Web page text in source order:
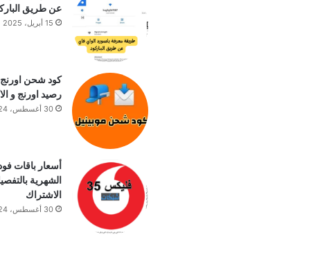
عن طريق
15 أبريل، 2025
كود شحن
رصيد اورنج و
30 أغسطس، 2024
الشهرية
الاشتراك
30 أغسطس، 2024